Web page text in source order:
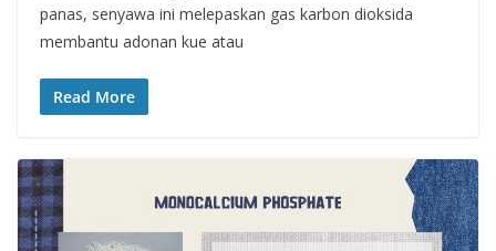
panas, senyawa ini melepaskan gas karbon dioksida
membantu adonan kue atau
Read More